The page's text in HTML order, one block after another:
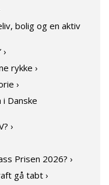
bolig og en aktiv
rykke ›
›
Danske
›
Prisen 2026? ›
gå tabt ›